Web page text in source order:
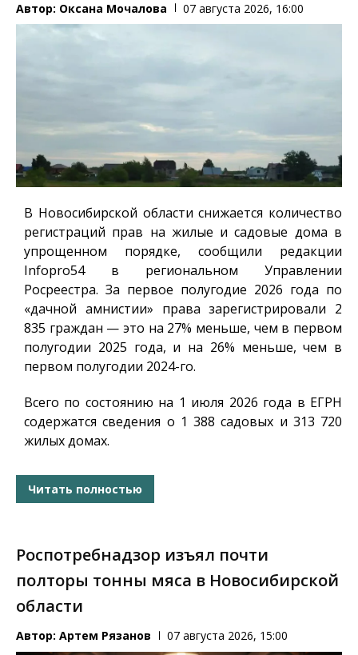
Автор: Оксана Мочалова 07 августа 2026, 16:00
В Новосибирской области снижается количество
регистраций прав на жилые и садовые дома в
упрощенном порядке, сообщили редакции
Infopro54в региональном Управлении
Росреестра. За первое полугодие 2026 года по
«дачной амнистии» права зарегистрировали 2
835 граждан — это на 27% меньше, чем в первом
полугодии 2025 года, и на 26% меньше, чем в
первом полугодии 2024-го.
Всего по состоянию на 1 июля 2026 года в ЕГРН
содержатся сведения о 1 388 садовых и 313 720
жилых домах.
Читать полностью
Роспотребнадзор изъял почти
полторы тонны мяса в Новосибирской
области
Автор: Артем Рязанов 07 августа 2026, 15:00